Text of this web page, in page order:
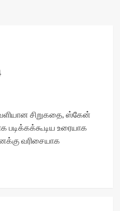
சிறுகதை, ஸ்கேன்
படிக்கக்கூடிய உரையாக
வரிசையாக